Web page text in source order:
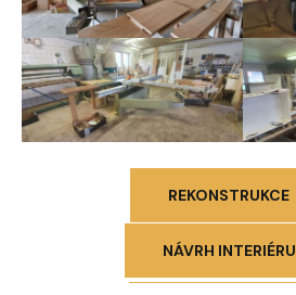
REKONSTRUKCE
NÁVRH INTERIÉRU